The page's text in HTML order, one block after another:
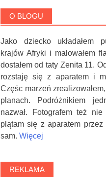
O BLOGU
Jako dziecko układałem
krajów Afryki i malowałem
dostałem od taty Zenita 11.
rozstaję się z aparatem i
Częśc marzeń
planach. Podróżnikiem
nazwał. Fotografem też
plątam się z aparatem
sam. Więcej
REKLAMA